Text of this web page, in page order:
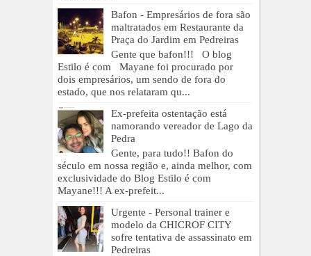
Bafon - Empresários de fora são
maltratados em Restaurante da
Praça do Jardim em Pedreiras
Gente que bafon!!! O blog
Estilo é com Mayane foi procurado por
dois empresários, um sendo de fora do
estado, que nos relataram qu...
Ex-prefeita ostentação está
namorando vereador de Lago da
Pedra
Gente, para tudo!! Bafon do
século em nossa região e, ainda melhor, com
exclusividade do Blog Estilo é com
Mayane!!! A ex-prefeit...
Urgente - Personal trainer e
modelo da CHICROF CITY
sofre tentativa de assassinato em
Pedreiras